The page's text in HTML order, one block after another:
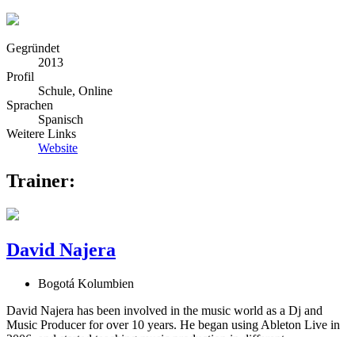
Gegründet
2013
Profil
Schule, Online
Sprachen
Spanisch
Weitere Links
Website
Trainer:
David Najera
Bogotá Kolumbien
David Najera has been involved in the music world as a Dj and
Music Producer for over 10 years. He began using Ableton Live in